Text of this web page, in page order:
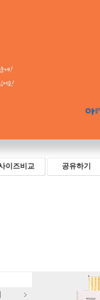
이즈비교 공유하기